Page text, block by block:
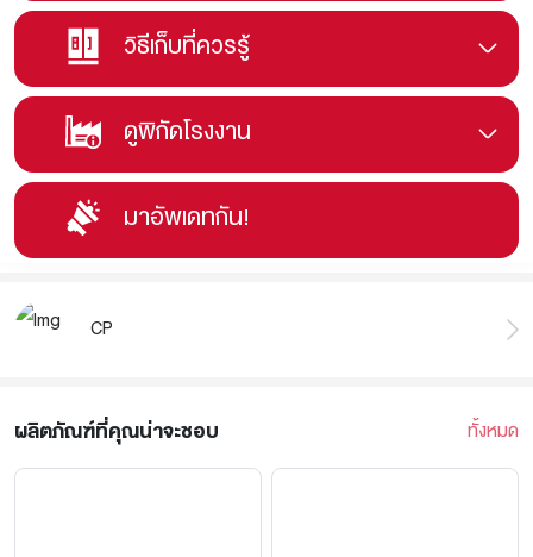
วิธีเก็บที่ควรรู้
ดูพิกัดโรงงาน
มาอัพเดทกัน!
CP
ผลิตภัณฑ์ที่คุณน่าจะชอบ ทั้งหมด